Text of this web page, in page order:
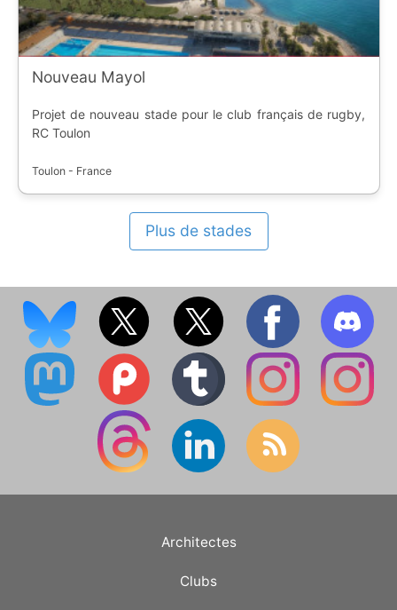
Nouveau Mayol
Projet de nouveau stade pour le club français de rugby,
RC Toulon
Toulon - France
Plus de stades
Architectes
Clubs